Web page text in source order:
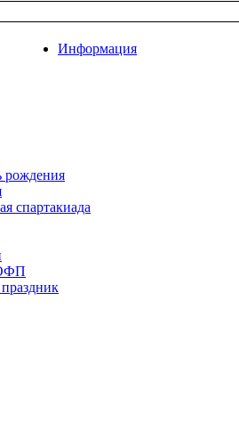
Информация
рождения
спартакиада